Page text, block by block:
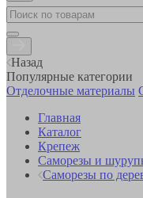
Назад
Популярные категории
Отделочные материалы
Главная
Каталог
Крепеж
Саморезы и
Саморезы по